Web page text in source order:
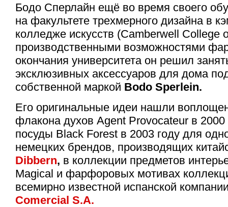
Бодо Сперлайн ещё во время своего
на факультете трехмерного дизайна в
колледже искусств (Camberwell College
производственными возможностями
окончания университета он решил
эксклюзивных аксессуаров для дома
собственной маркой Bodo Sperlein.
Его оригинальные идеи нашли
флакона духов Agent Provocateur в 2000
посуды Black Forest в 2003 году для
немецких брендов, производящих
Dibbern, в коллекции предметов
Magical и фарфоровых мотивах
всемирно известной испанской
Comercial S.A.